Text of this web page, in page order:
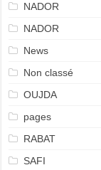
NADOR
NADOR
News
Non classé
OUJDA
pages
RABAT
SAFI